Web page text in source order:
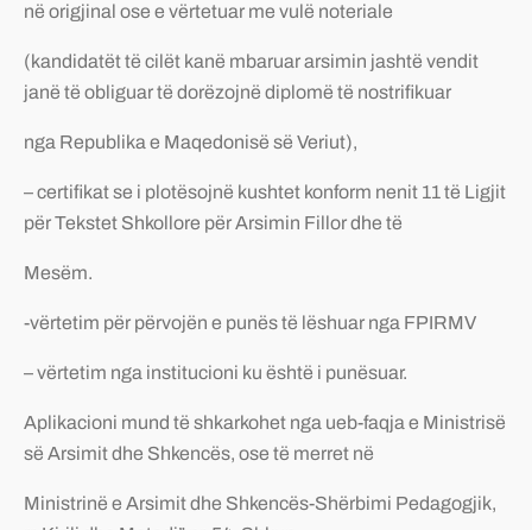
në origjinal ose e vërtetuar me vulë noteriale
(kandidatët të cilët kanë mbaruar arsimin jashtë vendit
janë të obliguar të dorëzojnë diplomë të nostrifikuar
nga Republika e Maqedonisë së Veriut),
– certifikat se i plotësojnë kushtet konform nenit 11 të Ligjit
për Tekstet Shkollore për Arsimin Fillor dhe të
Mesëm.
-vërtetim për përvojën e punës të lëshuar nga FPIRMV
– vërtetim nga institucioni ku është i punësuar.
Aplikacioni mund të shkarkohet nga ueb-faqja e Ministrisë
së Arsimit dhe Shkencës, ose të merret në
Ministrinë e Arsimit dhe Shkencës-Shërbimi Pedagogjik,